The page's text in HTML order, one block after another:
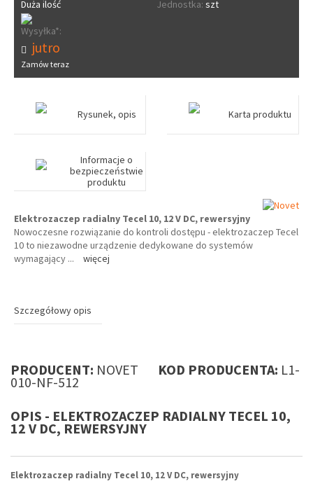
Duża ilość
Jednostka: szt
Wysyłka*:
jutro
Zamów teraz
Rysunek, opis Karta produktu
Informacje o
bezpieczeństwie
produktu
Elektrozaczep radialny Tecel 10, 12 V DC, rewersyjny
Nowoczesne rozwiązanie do kontroli dostępu - elektrozaczep Tecel
10 to niezawodne urządzenie dedykowane do systemów
wymagający ... więcej
Szczegółowy opis
PRODUCENT: NOVET KOD PRODUCENTA: L1-
010-NF-512
OPIS - ELEKTROZACZEP RADIALNY TECEL 10,
12 V DC, REWERSYJNY
Elektrozaczep radialny Tecel 10, 12 V DC, rewersyjny